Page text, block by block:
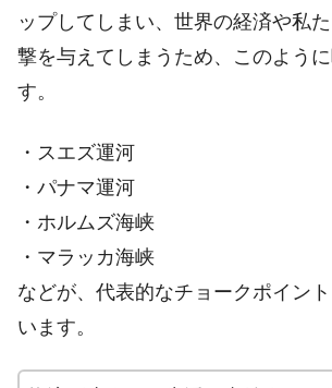
ップしてしまい、世界の経済や私
撃を与えてしまうため、このよう
す。
・スエズ運河
・パナマ運河
・ホルムズ海峡
・マラッカ海峡
などが、代表的なチョークポイン
います。